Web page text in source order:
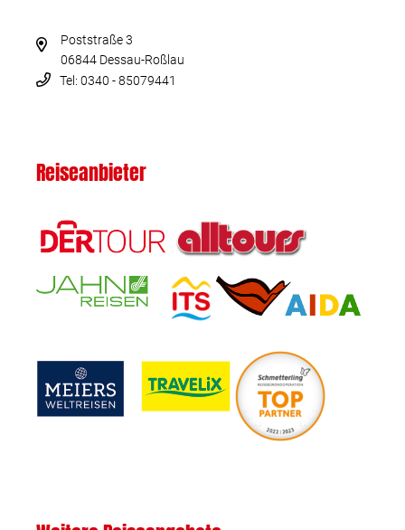
Poststraße 3
06844 Dessau-Roßlau
Tel: 0340 - 85079441
Reiseanbieter